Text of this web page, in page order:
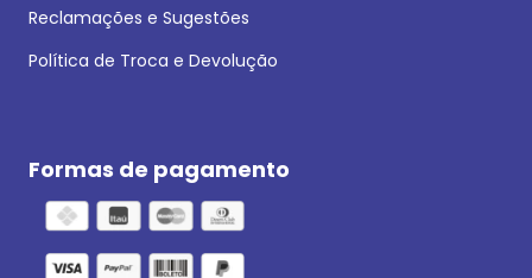
Reclamações e Sugestões
Política de Troca e Devolução
Formas de pagamento